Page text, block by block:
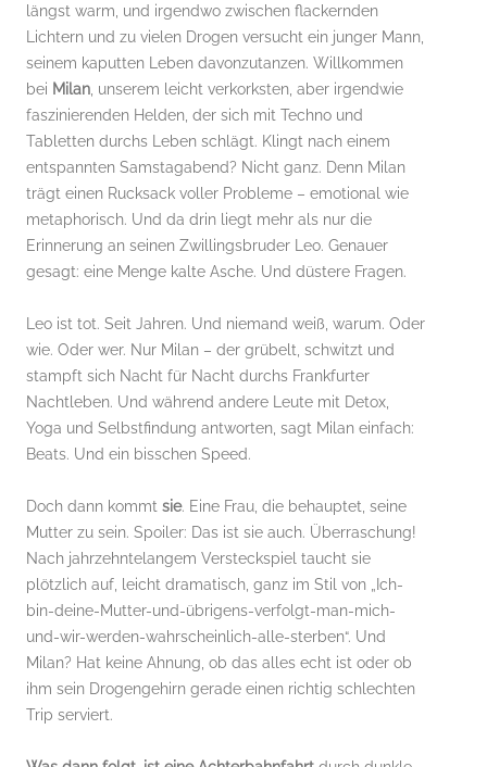
längst warm, und irgendwo zwischen flackernden
Lichtern und zu vielen Drogen versucht ein junger Mann,
seinem kaputten Leben davonzutanzen. Willkommen
bei Milan , unserem leicht verkorksten, aber irgendwie
faszinierenden Helden, der sich mit Techno und
Tabletten durchs Leben schlägt. Klingt nach einem
entspannten Samstagabend? Nicht ganz. Denn Milan
trägt einen Rucksack voller Probleme – emotional wie
metaphorisch. Und da drin liegt mehr als nur die
Erinnerung an seinen Zwillingsbruder Leo. Genauer
gesagt: eine Menge kalte Asche. Und düstere Fragen.
Leo ist tot. Seit Jahren. Und niemand weiß, warum. Oder
wie. Oder wer. Nur Milan – der grübelt, schwitzt und
stampft sich Nacht für Nacht durchs Frankfurter
Nachtleben. Und während andere Leute mit Detox,
Yoga und Selbstfindung antworten, sagt Milan einfach:
Beats. Und ein bisschen Speed.
Doch dann kommt sie. Eine Frau, die behauptet, seine
Mutter zu sein. Spoiler: Das ist sie auch. Überraschung!
Nach jahrzehntelangem Versteckspiel taucht sie
plötzlich auf, leicht dramatisch, ganz im Stil von „Ich-
bin-deine-Mutter-und-übrigens-verfolgt-man-mich-
und-wir-werden-wahrscheinlich-alle-sterben“. Und
Milan? Hat keine Ahnung, ob das alles echt ist oder ob
ihm sein Drogengehirn gerade einen richtig schlechten
Trip serviert.